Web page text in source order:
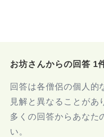
お坊さんからの回答 1
回答は各僧侶の個人的
見解と異なることがあ
多くの回答からあなた
い。